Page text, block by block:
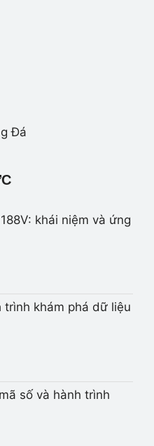
Đá
khái niệm và ứng
trình khám phá dữ liệu
số và hành trình